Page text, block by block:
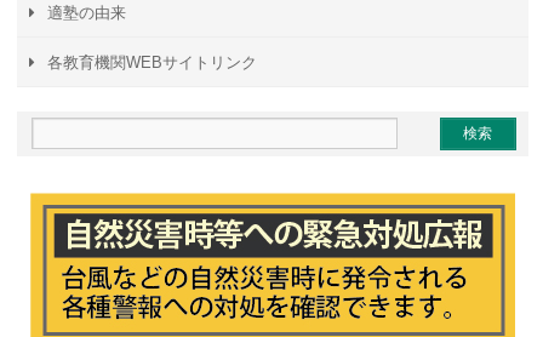
適塾の由来
各教育機関WEBサイトリンク